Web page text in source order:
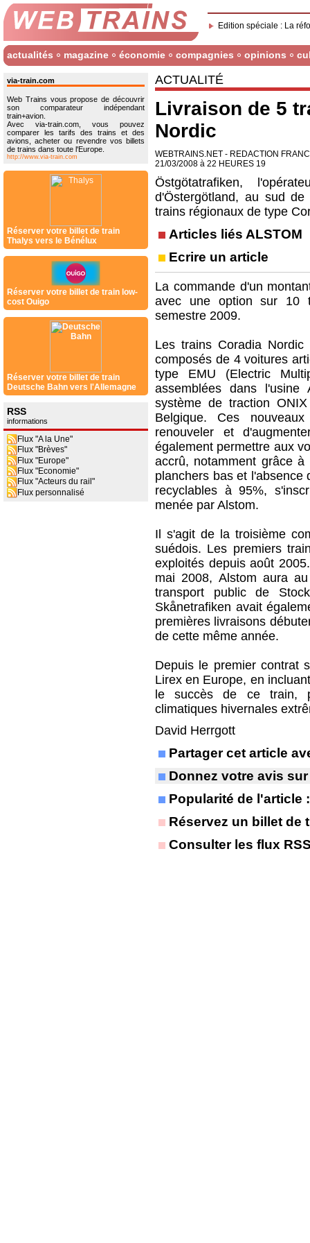
Edition spéciale : La
actualités magazine économie compagnies opinions
via-train.com
Web Trains vous propose de découvrir
son comparateur indépendant
train+avion.
Avec via-train.com, vous pouvez
comparer les tarifs des trains et des
avions, acheter ou revendre vos billets
de trains dans toute l'Europe.
http://www.via-train.com
Réserver votre billet de train
Thalys vers le Bénélux
Réserver votre billet de train low-
cost Ouigo
Réserver votre billet de train
Deutsche Bahn vers l'Allemagne
RSS
informations
Flux "A la Une"
Flux "Brèves"
Flux "Europe"
Flux "Economie"
Flux "Acteurs du rail"
Flux personnalisé
ACTUALITÉ
Livraison de 5
Nordic
WEBTRAINS.NET - REDACTION
21/03/2008 à 22 HEURES 19
Östgötatrafiken,
d'Östergötland, au sud
trains régionaux de type
Articles liés ALSTOM
Ecrire un article
La commande d'un
avec une option sur 10
semestre 2009.
Les trains Coradia
composés de 4 voitures
type EMU (Electric
assemblées dans
système de traction
Belgique. Ces
renouveler et
également permettre aux
accrû, notamment grâce
planchers bas et l'absence
recyclables à 95%,
menée par Alstom.
Il s'agit de la troisième
suédois. Les premiers
exploités depuis août
mai 2008, Alstom aura
transport public de
Skånetrafiken avait
premières livraisons
de cette même année.
Depuis le premier contrat
Lirex en Europe, en
le succès de ce train,
climatiques hivernales
David Herrgott
Partager cet article
Donnez votre avis
Popularité de l'article
Réservez un billet de
Consulter les flux